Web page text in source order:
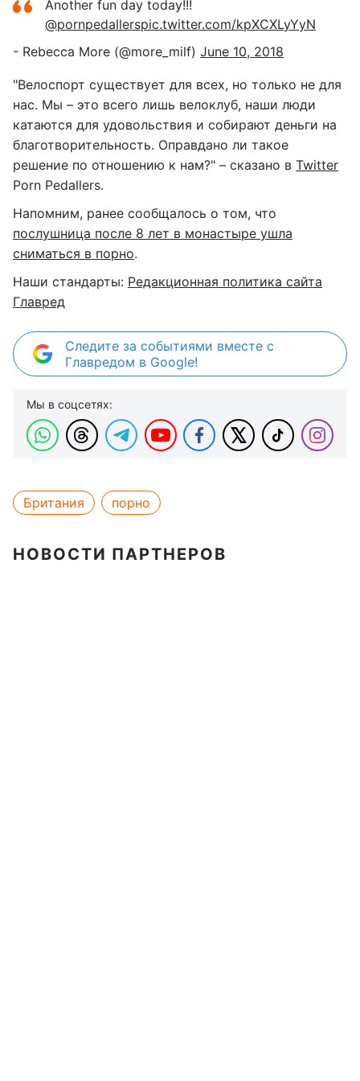
Another fun day today!!!
@pornpedallerspic.twitter.com/kpXCXLyYyN
- Rebecca More (@more_milf) June 10, 2018
"Велоспорт существует для всех, но только не для
нас. Мы – это всего лишь велоклуб, наши люди
катаются для удовольствия и собирают деньги на
благотворительность. Оправдано ли такое
решение по отношению к нам?" – сказано в Twitter
Porn Pedallers.
Напомним, ранее сообщалось о том, что
послушница после 8 лет в монастыре ушла
сниматься в порно.
Наши стандарты: Редакционная политика сайта
Главред
Следите за событиями вместе с
Главредом в Google!
Мы в соцсетях:
Британия порно
НОВОСТИ ПАРТНЕРОВ